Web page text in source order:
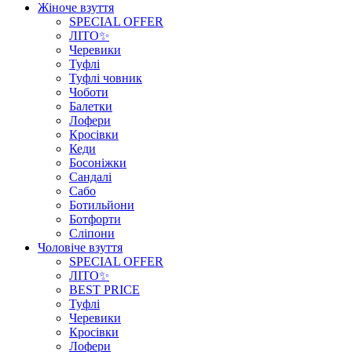
Жіноче взуття
SPECIAL OFFER
ЛІТО✨
Черевики
Туфлі
Туфлі човник
Чоботи
Балетки
Лофери
Кросівки
Кеди
Босоніжки
Сандалі
Сабо
Ботильйони
Ботфорти
Сліпони
Чоловіче взуття
SPECIAL OFFER
ЛІТО✨
BEST PRICE
Туфлі
Черевики
Кросівки
Лофери